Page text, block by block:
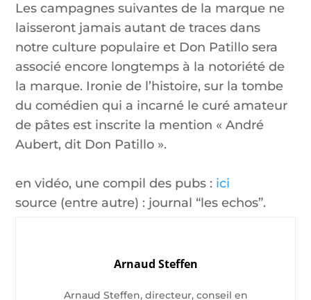
Les campagnes suivantes de la marque ne
laisseront jamais autant de traces dans
notre culture populaire et Don Patillo sera
associé encore longtemps à la notoriété de
la marque. Ironie de l’histoire, sur la tombe
du comédien qui a incarné le curé amateur
de pâtes est inscrite la mention « André
Aubert, dit Don Patillo ».
en vidéo, une compil des pubs : ici
source (entre autre) : journal “les echos”.
Arnaud Steffen
Arnaud Steffen, directeur, conseil en